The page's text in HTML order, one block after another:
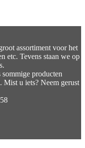
assortiment voor het
etc. Tevens staan we op
producten
u iets? Neem gerust